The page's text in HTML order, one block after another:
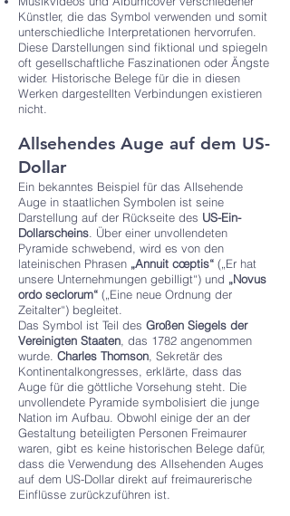
Künstler, die das Symbol verwenden und somit
unterschiedliche Interpretationen hervorrufen.
Diese Darstellungen sind fiktional und spiegeln
oft gesellschaftliche Faszinationen oder Ängste
wider. Historische Belege für die in diesen
Werken dargestellten Verbindungen existieren
nicht.
Allsehendes Auge auf dem US-
Dollar
Ein bekanntes Beispiel für das Allsehende
Auge in staatlichen Symbolen ist seine
Darstellung auf der Rückseite des US-Ein-
Dollarscheins . Über einer unvollendeten
Pyramide schwebend, wird es von den
lateinischen Phrasen „Annuit cœptis“ („Er hat
unsere Unternehmungen gebilligt“) und „Novus
ordo seclorum“ („Eine neue Ordnung der
Zeitalter“) begleitet.
Das Symbol ist Teil des Großen Siegels der
Vereinigten Staaten , das 1782 angenommen
wurde. Charles Thomson , Sekretär des
Kontinentalkongresses, erklärte, dass das
Auge für die göttliche Vorsehung steht. Die
unvollendete Pyramide symbolisiert die junge
Nation im Aufbau. Obwohl einige der an der
Gestaltung beteiligten Personen Freimaurer
waren, gibt es keine historischen Belege dafür,
dass die Verwendung des Allsehenden Auges
auf dem US-Dollar direkt auf freimaurerische
Einflüsse zurückzuführen ist.